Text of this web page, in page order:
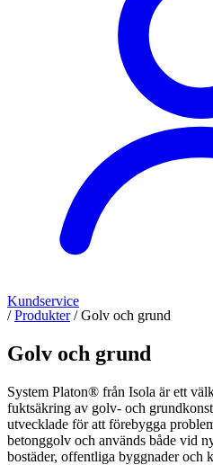
Kundservice
/ Produkter / Golv och grund
Golv och grund
System Platon® från Isola är ett
fuktsäkring av golv- och
utvecklade för att förebygga
betonggolv och används både vid
bostäder, offentliga byggnader och